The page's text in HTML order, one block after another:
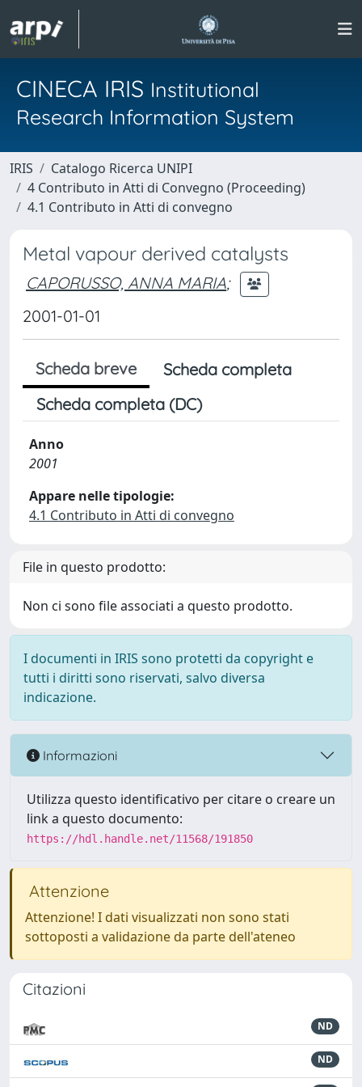
CINECA IRIS Institutional
Research Information System
IRIS
Catalogo Ricerca UNIPI
4 Contributo in Atti di Convegno (Proceeding)
4.1 Contributo in Atti di convegno
Metal vapour derived catalysts
CAPORUSSO, ANNA MARIA;
2001-01-01
Scheda breve
Scheda completa
Scheda completa (DC)
Anno
2001
Appare nelle tipologie:
4.1 Contributo in Atti di convegno
File in questo prodotto:
Non ci sono file associati a questo prodotto.
I documenti in IRIS sono protetti da copyright e
tutti i diritti sono riservati, salvo diversa
indicazione.
Informazioni
Utilizza questo identificativo per citare o creare un
link a questo documento:
https://hdl.handle.net/11568/191850
Attenzione
Attenzione! I dati visualizzati non sono stati
sottoposti a validazione da parte dell'ateneo
Citazioni
ND
ND